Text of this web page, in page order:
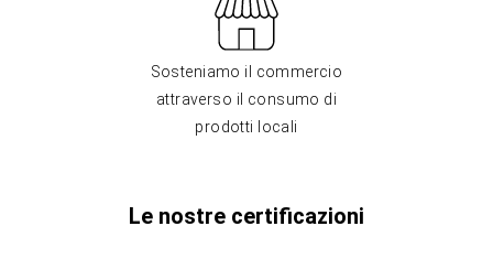
Sosteniamo il commercio
attraverso il consumo di
prodotti locali
Le nostre certificazioni